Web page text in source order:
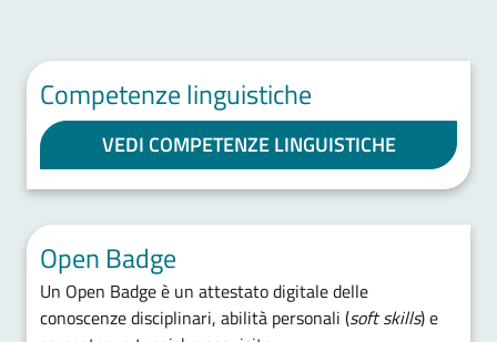
Competenze linguistiche
VEDI COMPETENZE LINGUISTICHE
Open Badge
Un Open Badge è un attestato digitale delle
conoscenze disciplinari, abilità personali (soft skills) e